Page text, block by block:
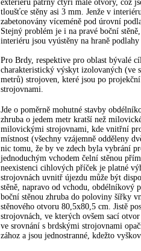
exteriéru patrny čtyři malé otvory, což
tloušťce stěny asi 3 mm. Jenže v
zabetonovány víceméně pod úrovní
Stejný problém je i na pravé boční
interiéru jsou vyústěny na hraně
Pro Brdy, respektive pro oblast bývalé
charakteristický výskyt izolovaných (ve
metrů) strojoven, které jsou po
strojovnami.
Jde o poměrně mohutné stavby
zhruba o jedem metr kratší než
milovickými strojovnami, kde vnitřní
místnost (všechny vzájemně odděleny
nic tomu, že by ve zdech byla vybrání
jednoduchým vchodem čelní stěnou
neexistenci cihlových příček je platné
strojovnách uvnitř újezdu může být
stěně, napravo od vchodu, obdélníkový
boční stěnou zhruba do poloviny šířky
stěnového otvoru 80,5x80,5 cm. Jistě
strojovnách, ve kterých ovšem sací
ve srovnání s brdskými strojovnami
zához a jsou jednostranné, kdežto